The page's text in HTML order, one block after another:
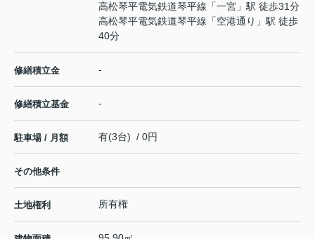
高松琴平電気鉄道琴平線 「一宮 」駅 徒歩31分
高松琴平電気鉄道琴平線 「空港通り 」駅 徒歩
40分
修繕積立金 -
修繕積立基金 -
駐車場 / 月額 有(3台) / 0円
その他条件
土地権利 所有権